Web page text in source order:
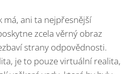
má, ani ta nejpřesnější
zcela věrný obraz
strany odpovědnosti.
je to pouze virtuální realita,